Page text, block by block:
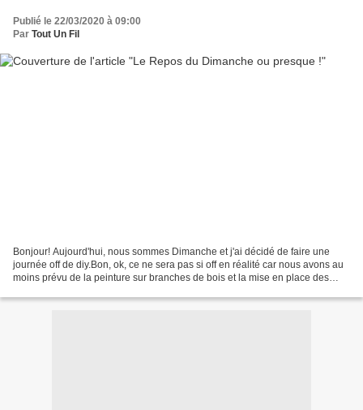
Publié le 22/03/2020 à 09:00
Par Tout Un Fil
Bonjour! Aujourd'hui, nous sommes Dimanche et j'ai décidé de faire une
journée off de diy.Bon, ok, ce ne sera pas si off en réalité car nous avons au
moins prévu de la peinture sur branches de bois et la mise en place des